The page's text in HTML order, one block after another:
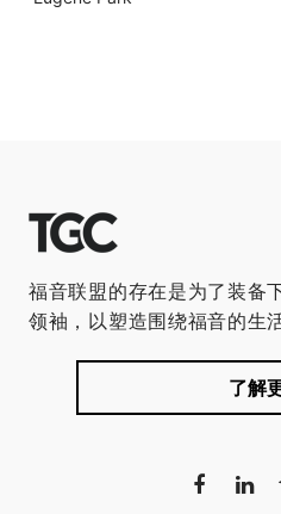
福音联盟的存在是为了装备
领袖，以塑造围绕福音的生
了解